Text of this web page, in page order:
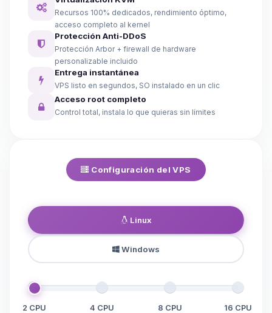
Recursos 100% dedicados, rendimiento óptimo,
acceso completo al kernel
Protección Anti-DDoS
Protección Arbor + firewall de hardware
personalizable incluido
Entrega instantánea
VPS listo en segundos, SO instalado en un clic
Acceso root completo
Control total, instala lo que quieras sin límites
Configuración del VPS
Linux
Windows
2 CPU 4 CPU 8 CPU 16 CPU